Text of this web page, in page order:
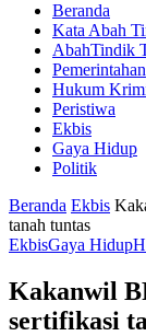
Beranda
Kata Abah
AbahTindik
Pemerintahan
Hukum
Peristiwa
Ekbis
Gaya Hidup
Politik
Beranda Ekbis
tanah tuntas
EkbisGaya Hidup
Kakanwil
sertifikasi